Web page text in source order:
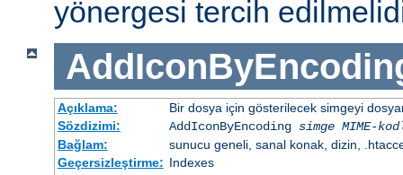
yönergesi tercih
Açıklama:
Bir dosya için gösterilecek simgeyi
Sözdizimi:
AddIconByEncoding simge MIME-
Bağlam:
sunucu geneli, sanal konak, dizin,
Geçersizleştirme: Indexes